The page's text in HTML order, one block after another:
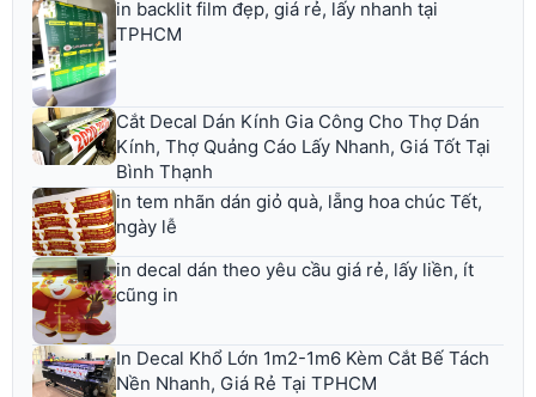
in backlit film đẹp, giá rẻ, lấy nhanh tại
TPHCM
Cắt Decal Dán Kính Gia Công Cho Thợ Dán
Kính, Thợ Quảng Cáo Lấy Nhanh, Giá Tốt Tại
Bình Thạnh
in tem nhãn dán giỏ quà, lẵng hoa chúc Tết,
ngày lễ
in decal dán theo yêu cầu giá rẻ, lấy liền, ít
cũng in
In Decal Khổ Lớn 1m2-1m6 Kèm Cắt Bế Tách
Nền Nhanh, Giá Rẻ Tại TPHCM